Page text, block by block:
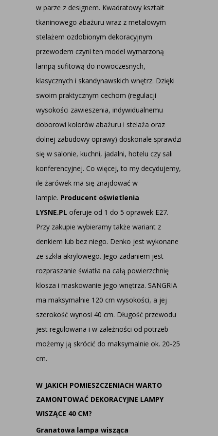
w parze z designem. Kwadratowy kształt
tkaninowego abażuru wraz z metalowym
stelażem ozdobionym dekoracyjnym
przewodem czyni ten model wymarzoną
lampą sufitową do nowoczesnych,
klasycznych i skandynawskich wnętrz. Dzięki
swoim praktycznym cechom (regulacji
wysokości zawieszenia, indywidualnemu
doborowi kolorów abażuru i stelaża oraz
dolnej zabudowy oprawy) doskonale sprawdzi
się w salonie, kuchni, jadalni, hotelu czy sali
konferencyjnej. Co więcej, to my decydujemy,
ile żarówek ma się znajdować w
lampie. Producent oświetlenia
LYSNE.PL oferuje od 1 do 5 oprawek E27.
Przy zakupie wybieramy także wariant z
denkiem lub bez niego. Denko jest wykonane
ze szkła akrylowego. Jego zadaniem jest
rozpraszanie światła na całą powierzchnię
klosza i maskowanie jego wnętrza. SANGRIA
ma maksymalnie 120 cm wysokości, a jej
szerokość wynosi 40 cm. Długość przewodu
jest regulowana i w zależności od potrzeb
możemy ją skrócić do maksymalnie ok. 20-25
cm.
W JAKICH POMIESZCZENIACH WARTO
ZAMONTOWAĆ DEKORACYJNE LAMPY
WISZĄCE 40 CM?
Granatowa lampa wisząca